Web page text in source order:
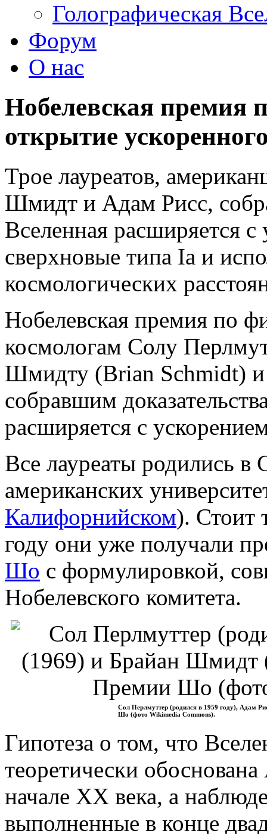
Голографическая
Форум
О нас
Нобелевская премия
открытие
Трое лауреатов,
Шмидт и Адам Рисс,
Вселенная расширяется
сверхновые типа Iа и
космологических
Нобелевская премия по
космологам Солу
Шмидту (Brian Schmidt)
собравшим
расширяется с
Все лауреаты родились
американских
Калифорнийском). Стоит
году они уже получали
Шо с формулировкой,
Нобелевского комитета.
Сол Перлмуттер (родился в 1959 году), Адам
Шо (фото Wikimedia Commons).
Гипотеза о том, что
теоретически
начале ХХ века, а
выполненные в конце